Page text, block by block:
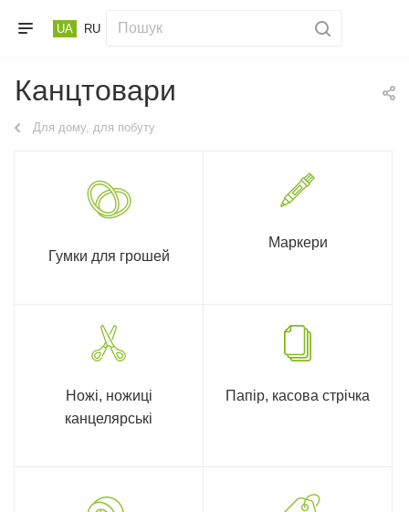
UA RU
Канцтовари
Для дому, для побуту
Гумки для грошей
Маркери
Ножі, ножиці
канцелярські
Папір, касова стрічка